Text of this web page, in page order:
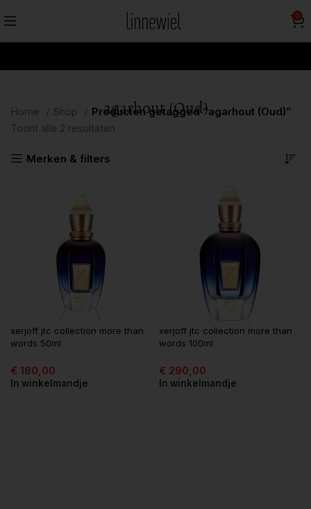
0
agarhout (Oud)
Home Shop
Producten getagged “agarhout (Oud)”
Toont alle 2 resultaten
Merken & filters
xerjoff jtc collection more than
words 50ml
€ 180,00
In winkelmandje
xerjoff jtc collection more than
words 100ml
€ 290,00
In winkelmandje